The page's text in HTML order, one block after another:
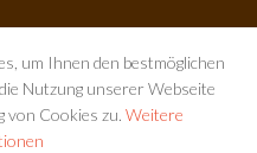
um Ihnen den bestmöglichen
Nutzung unserer Webseite
von Cookies zu. Weitere